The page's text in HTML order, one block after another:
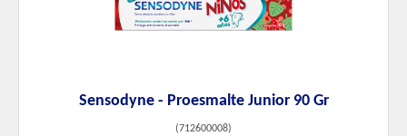
Sensodyne - Proesmalte Junior 90 Gr
(712600008)